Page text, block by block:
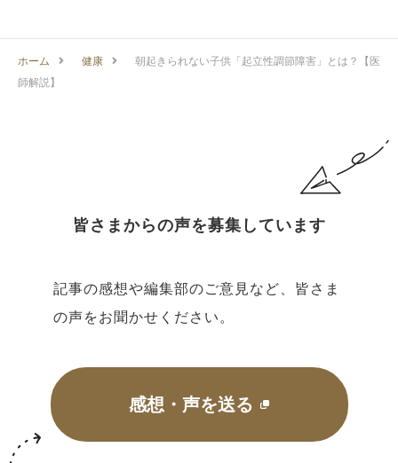
ホーム 健康
朝起きられない子供「起立性調節障害」とは？【医
師解説】
皆さまからの声を募集しています
記事の感想や編集部のご意見など、皆さま
の声をお聞かせください。
感想・声を送る